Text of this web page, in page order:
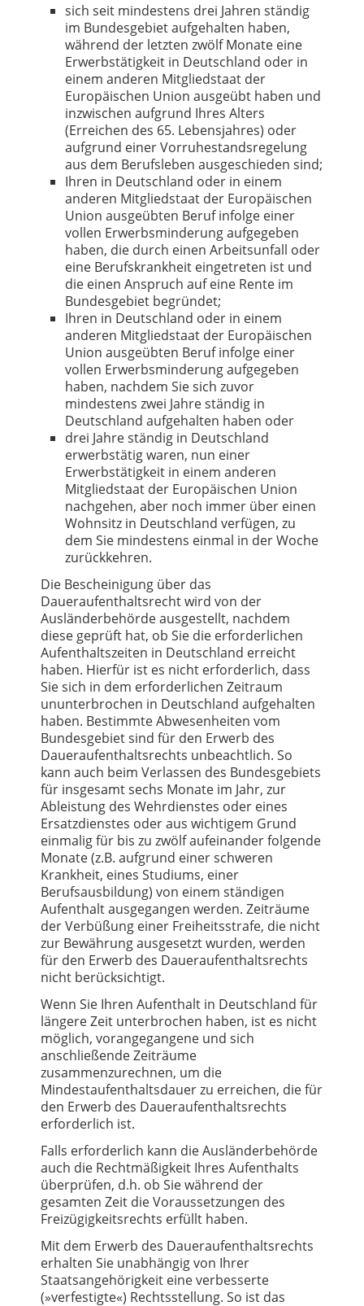
sich seit mindestens drei Jahren ständig
im Bundesgebiet aufgehalten haben,
während der letzten zwölf Monate eine
Erwerbstätigkeit in Deutschland oder in
einem anderen Mitgliedstaat der
Europäischen Union ausgeübt haben und
inzwischen aufgrund Ihres Alters
(Erreichen des 65. Lebensjahres) oder
aufgrund einer Vorruhestandsregelung
aus dem Berufsleben ausgeschieden sind;
Ihren in Deutschland oder in einem
anderen Mitgliedstaat der Europäischen
Union ausgeübten Beruf infolge einer
vollen Erwerbsminderung aufgegeben
haben, die durch einen Arbeitsunfall oder
eine Berufskrankheit eingetreten ist und
die einen Anspruch auf eine Rente im
Bundesgebiet begründet;
Ihren in Deutschland oder in einem
anderen Mitgliedstaat der Europäischen
Union ausgeübten Beruf infolge einer
vollen Erwerbsminderung aufgegeben
haben, nachdem Sie sich zuvor
mindestens zwei Jahre ständig in
Deutschland aufgehalten haben oder
drei Jahre ständig in Deutschland
erwerbstätig waren, nun einer
Erwerbstätigkeit in einem anderen
Mitgliedstaat der Europäischen Union
nachgehen, aber noch immer über einen
Wohnsitz in Deutschland verfügen, zu
dem Sie mindestens einmal in der Woche
zurückkehren.
Die Bescheinigung über das
Daueraufenthaltsrecht wird von der
Ausländerbehörde ausgestellt, nachdem
diese geprüft hat, ob Sie die erforderlichen
Aufenthaltszeiten in Deutschland erreicht
haben. Hierfür ist es nicht erforderlich, dass
Sie sich in dem erforderlichen Zeitraum
ununterbrochen in Deutschland aufgehalten
haben. Bestimmte Abwesenheiten vom
Bundesgebiet sind für den Erwerb des
Daueraufenthaltsrechts unbeachtlich. So
kann auch beim Verlassen des Bundesgebiets
für insgesamt sechs Monate im Jahr, zur
Ableistung des Wehrdienstes oder eines
Ersatzdienstes oder aus wichtigem Grund
einmalig für bis zu zwölf aufeinander folgende
Monate (z.B. aufgrund einer schweren
Krankheit, eines Studiums, einer
Berufsausbildung) von einem ständigen
Aufenthalt ausgegangen werden. Zeiträume
der Verbüßung einer Freiheitsstrafe, die nicht
zur Bewährung ausgesetzt wurden, werden
für den Erwerb des Daueraufenthaltsrechts
nicht berücksichtigt.
Wenn Sie Ihren Aufenthalt in Deutschland für
längere Zeit unterbrochen haben, ist es nicht
möglich, vorangegangene und sich
anschließende Zeiträume
zusammenzurechnen, um die
Mindestaufenthaltsdauer zu erreichen, die für
den Erwerb des Daueraufenthaltsrechts
erforderlich ist.
Falls erforderlich kann die Ausländerbehörde
auch die Rechtmäßigkeit Ihres Aufenthalts
überprüfen, d.h. ob Sie während der
gesamten Zeit die Voraussetzungen des
Freizügigkeitsrechts erfüllt haben.
Mit dem Erwerb des Daueraufenthaltsrechts
erhalten Sie unabhängig von Ihrer
Staatsangehörigkeit eine verbesserte
(»verfestigte«) Rechtsstellung. So ist das